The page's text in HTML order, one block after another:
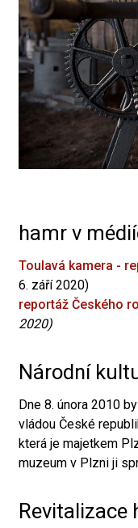
hamr v
Toulavá kamera -
6. září 2020)
reportáž Českého
2020)
Národní
Dne 8. února 2010
vládou České
která je majetkem
muzeum v Plzni ji
Revitalizace